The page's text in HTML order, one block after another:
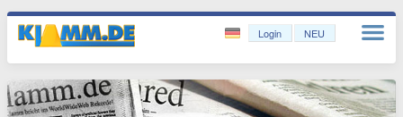
Login NEU